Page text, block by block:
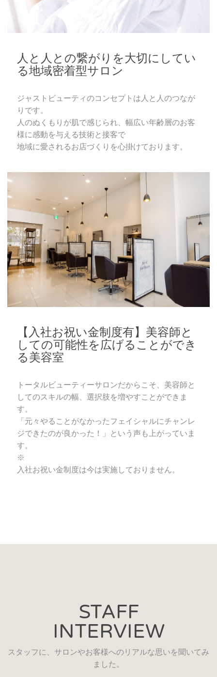
人と人との繋がりを大切にしてい
る地域密着型サロン
ジャストビューティのコンセプトは人と人のつなが
りです。
人のぬくもりが肌で感じられ、幅広い年齢層のお客
様に感動を与える技術と接客で
地域に愛されるお店づくりを心掛けております。
【入社お祝い金制度有】美容師と
しての可能性を広げることができ
る美容室
トータルビューティーサロンだからこそ、美容師と
してのスキルの幅、選択肢を増やすことができま
す。
「元々やることがなかったフェイシャルにチャンレ
ジできたのが良かった！」という声も上がっていま
す。
※
入社お祝い金制度は今は実施しておりません。
STAFF
INTERVIEW
スタッフに、サロンやお客様へのリアルな思いを聞いてみ
ました。